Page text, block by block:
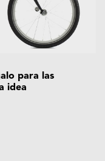
para las
idea